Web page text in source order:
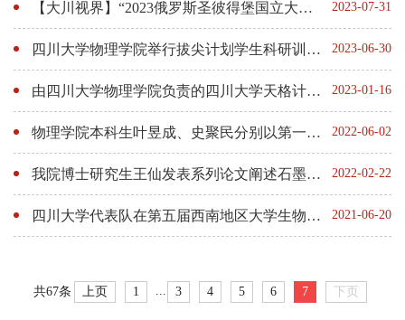
【大川视界】“2023俄罗斯圣彼得堡国立大学暑期访学项目”川大物理学子顺利结业 2023-07-31
四川大学物理学院举行拔尖计划学生科研训练交流座谈会 2023-06-30
由四川大学物理学院负责的四川大学天格计划“天宁星”双星成功发射入轨 2023-01-16
物理学院本科生叶昱成、史聚民分别以第一作者发表SCI论文 2022-06-02
我院博士研究生王仙发表系列论文阐述石墨烯量子点的层间介电性 2022-02-22
四川大学代表队在第五届西南地区大学生物理学术竞赛中斩获佳绩 2021-06-20
共67条 上页 1 3 4 5 6 7 下页